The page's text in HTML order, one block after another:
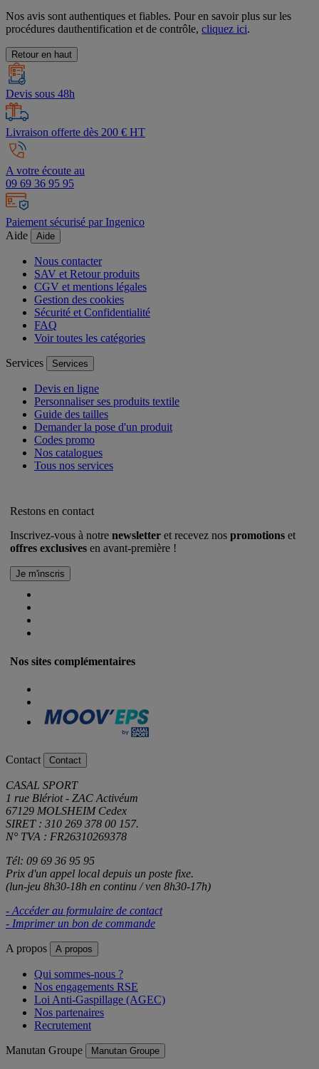
Nos avis sont authentiques et fiables. Pour en savoir plus sur les
procédures dauthentification et de contrôle, cliquez ici.
Retour en haut
Devis sous 48h
Livraison offerte dès 200 € HT
A votre écoute au
09 69 36 95 95
Paiement sécurisé par Ingenico
Aide
Aide
Nous contacter
SAV et Retour produits
CGV et mentions légales
Gestion des cookies
Sécurité et Confidentialité
FAQ
Voir toutes les catégories
Services Services
Devis en ligne
Personnaliser ses produits textile
Guide des tailles
Demander la pose d'un produit
Codes promo
Nos catalogues
Tous nos services
Restons en contact
Inscrivez-vous à notre newsletter et recevez nos promotions et
offres exclusives en avant-première !
Nos sites complémentaires
Contact Contact
CASAL SPORT
1 rue Blériot - ZAC Activéum
67129 MOLSHEIM Cedex
SIRET : 310 269 378 00 157.
N° TVA : FR26310269378
Tél: 09 69 36 95 95
Prix d'un appel local depuis un poste fixe.
(lun-jeu 8h30-18h en continu / ven 8h30-17h)
- Accéder au formulaire de contact
- Imprimer un bon de commande
A propos A propos
Qui sommes-nous ?
Nos engagements RSE
Loi Anti-Gaspillage (AGEC)
Nos partenaires
Recrutement
Manutan Groupe Manutan Groupe